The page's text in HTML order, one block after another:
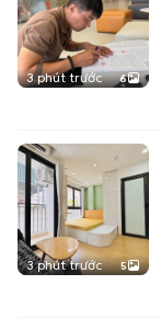
3 phút trước 6
3 phút trước 5